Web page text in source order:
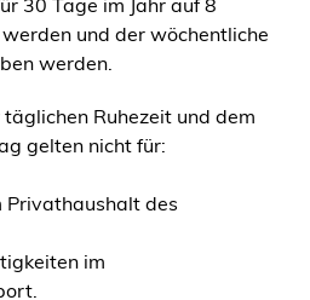
30 Tage im Jahr auf 8
und der wöchentliche
werden.
Ruhezeit und dem
gelten nicht für:
Privathaushalt des
im